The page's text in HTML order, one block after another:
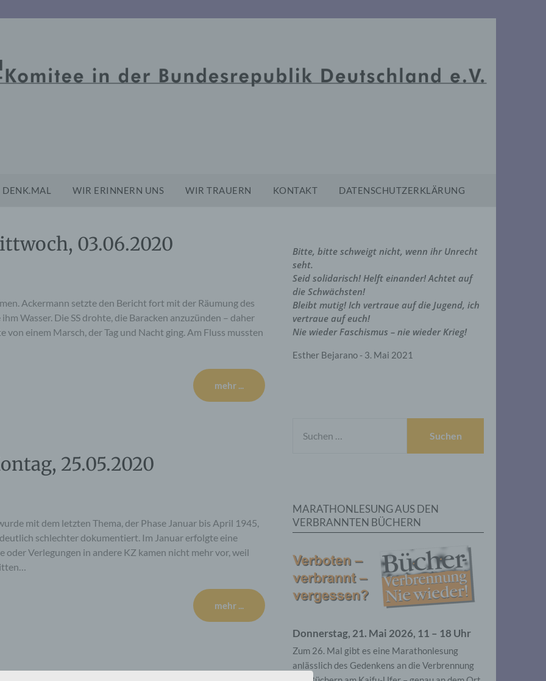
DENK.MAL WIR ERINNERN UNS WIR TRAUERN KONTAKT DATENSCHUTZERKLÄRUNG
03.06.2020
Ackermann setzte den Bericht fort mit der Räumung des
Wasser. Die SS drohte, die Baracken anzuzünden – daher
einem Marsch, der Tag und Nacht ging. Am Fluss mussten
mehr ...
25.05.2020
mit dem letzten Thema, der Phase Januar bis April 1945,
schlechter dokumentiert. Im Januar erfolgte eine
Verlegungen in andere KZ kamen nicht mehr vor, weil
mehr ...
Bitte, bitte schweigt nicht, wenn ihr Unrecht
seht.
Seid solidarisch! Helft einander! Achtet auf
die Schwächsten!
Bleibt mutig! Ich vertraue auf die Jugend, ich
vertraue auf euch!
Nie wieder Faschismus – nie wieder Krieg!
Esther Bejarano - 3. Mai 2021
NACH:
MARATHONLESUNG AUS DEN
VERBRANNTEN BÜCHERN
Donnerstag, 21. Mai 2026, 11 – 18 Uhr
Zum 26. Mal gibt es eine Marathonlesung
anlässlich des Gedenkens an die Verbrennung